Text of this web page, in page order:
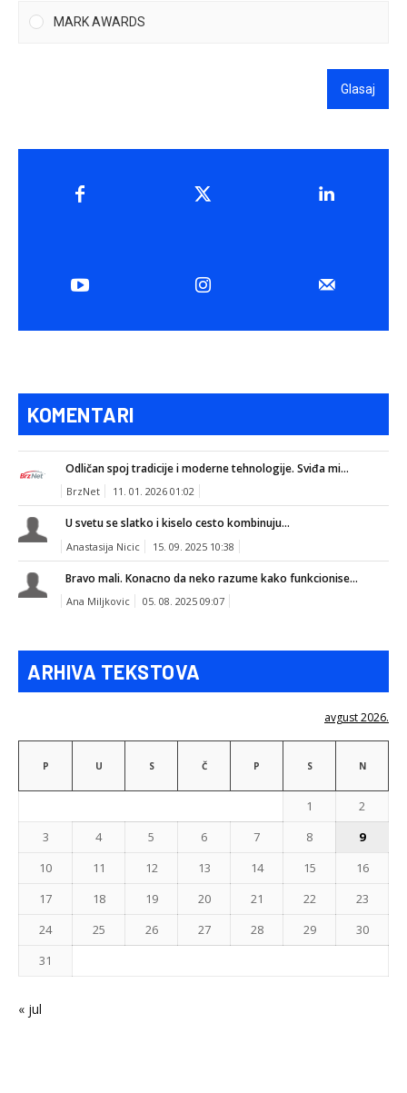
MARK AWARDS
Glasaj
KOMENTARI
Odličan spoj tradicije i moderne tehnologije. Sviđa mi...
BrzNet 11. 01. 2026 01:02
U svetu se slatko i kiselo cesto kombinuju...
Anastasija Nicic 15. 09. 2025 10:38
Bravo mali. Konacno da neko razume kako funkcionise...
Ana Miljkovic 05. 08. 2025 09:07
ARHIVA TEKSTOVA
avgust 2026.
P U S Č P S N
1
2
3
4 5 6 7 8
9
10
11 12 13 14 15
16
17
18 19 20 21 22
23
24
25 26 27 28 29
30
31
« jul